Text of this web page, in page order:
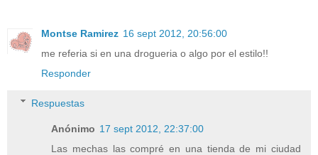
Montse Ramirez 16 sept 2012, 20:56:00
me referia si en una drogueria o algo por el estilo!!
Responder
Respuestas
Anónimo 17 sept 2012, 22:37:00
Las mechas las compré en una tienda de mi ciudad